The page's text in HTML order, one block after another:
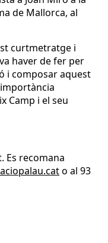
de Mallorca, al
curtmetratge i
haver de fer per
i composar aquest
Camp i el seu
Es recomana
o al 93